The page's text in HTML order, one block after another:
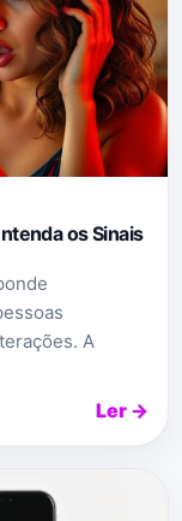
os Sinais
A
Ler →